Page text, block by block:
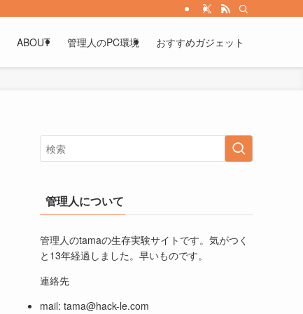
ABOUT 管理人のPC環境 おすすめガジェット
管理人について
管理人のtamaの生存実験サイトです。気がつく
と13年経過しました。早いものです。
連絡先
mail: tama@hack-le.com